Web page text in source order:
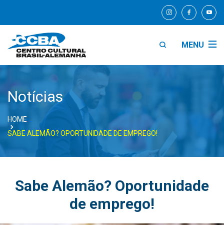
MENU
Notícias
HOME
SABE ALEMÃO? OPORTUNIDADE DE EMPREGO!
Sabe Alemão? Oportunidade
de emprego!